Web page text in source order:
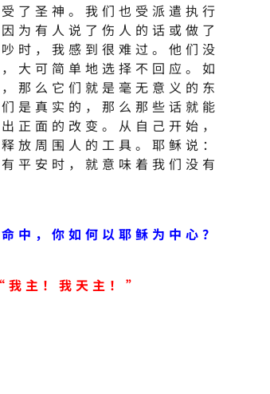
了圣神。我们也受派遣执行
为有人说了伤人的话或做了
时，我感到很难过。他们没
大可简单地选择不回应。如
那么它们就是毫无意义的东
是真实的，那么那些话就能
正面的改变。从自己开始，
放周围人的工具。耶稣说：
平安时，就意味着我们没有
中，你如何以耶稣为中心？
主！我天主！”